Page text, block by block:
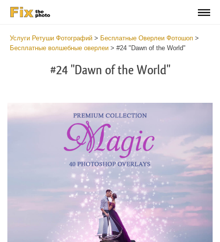
Услуги Ретуши Фотографий > Бесплатные Оверлеи Фотошоп >
Бесплатные волшебные оверлеи > #24 "Dawn of the World"
#24 "Dawn of the World"
Выберите Вариант